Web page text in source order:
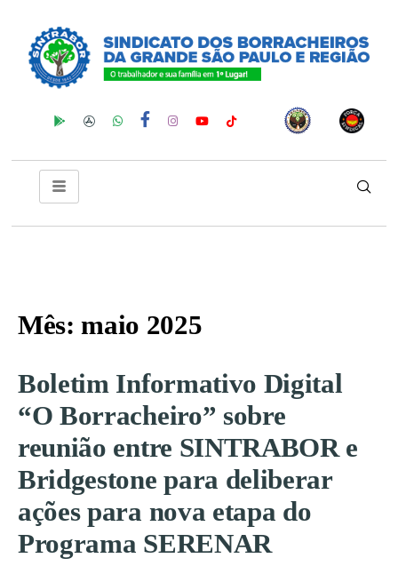
Mês:maio 2025
Boletim Informativo Digital
“O Borracheiro” sobre
reunião entre SINTRABOR e
Bridgestone para deliberar
ações para nova etapa do
Programa SERENAR